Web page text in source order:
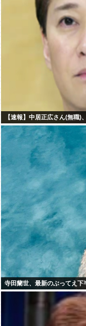
【速報】中居正広さん(無職)
寺田蘭世、最新のぶってえ下